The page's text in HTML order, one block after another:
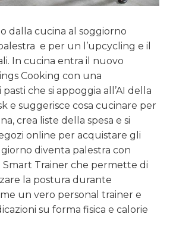
dalla cucina al soggiorno
e per un l’upcycling e il
In cucina entra il nuovo
Cooking con una
che si appoggia all’AI della
e suggerisce cosa cucinare per
crea liste della spesa e si
online per acquistare gli
diventa palestra con
Trainer che permette di
la postura durante
un vero personal trainer e
su forma fisica e calorie